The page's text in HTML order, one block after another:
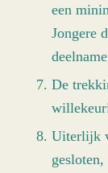
een
Jongere
De
Uiterlijk